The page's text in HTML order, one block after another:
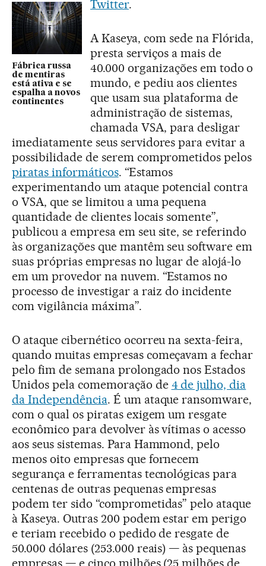
Fábrica russa
de mentiras
está ativa e se
espalha a novos
continentes
Twitter.
A Kaseya, com sede na Flórida,
presta serviços a mais de
40.000 organizações em todo o
mundo, e pediu aos clientes
que usam sua plataforma de
administração de sistemas,
chamada VSA, para desligar
imediatamente seus servidores para evitar a
possibilidade de serem comprometidos pelos
piratas informáticos. “Estamos
experimentando um ataque potencial contra
o VSA, que se limitou a uma pequena
quantidade de clientes locais somente”,
publicou a empresa em seu site, se referindo
às organizações que mantêm seu software em
suas próprias empresas no lugar de alojá-lo
em um provedor na nuvem. “Estamos no
processo de investigar a raiz do incidente
com vigilância máxima”.
O ataque cibernético ocorreu na sexta-feira,
quando muitas empresas começavam a fechar
pelo fim de semana prolongado nos Estados
Unidos pela comemoração de 4 de julho, dia
da Independência. É um ataque ransomware,
com o qual os piratas exigem um resgate
econômico para devolver às vítimas o acesso
aos seus sistemas. Para Hammond, pelo
menos oito empresas que fornecem
segurança e ferramentas tecnológicas para
centenas de outras pequenas empresas
podem ter sido “comprometidas” pelo ataque
à Kaseya. Outras 200 podem estar em perigo
e teriam recebido o pedido de resgate de
50.000 dólares (253.000 reais) — às pequenas
empresas — e cinco milhões (25 milhões de